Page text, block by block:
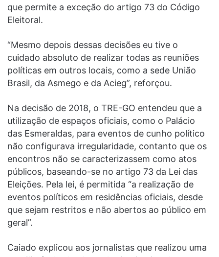
que permite a exceção do artigo 73 do Código
Eleitoral.
“Mesmo depois dessas decisões eu tive o
cuidado absoluto de realizar todas as reuniões
políticas em outros locais, como a sede União
Brasil, da Asmego e da Acieg”, reforçou.
Na decisão de 2018, o TRE-GO entendeu que a
utilização de espaços oficiais, como o Palácio
das Esmeraldas, para eventos de cunho político
não configurava irregularidade, contanto que os
encontros não se caracterizassem como atos
públicos, baseando-se no artigo 73 da Lei das
Eleições. Pela lei, é permitida “a realização de
eventos políticos em residências oficiais, desde
que sejam restritos e não abertos ao público em
geral”.
Caiado explicou aos jornalistas que realizou uma